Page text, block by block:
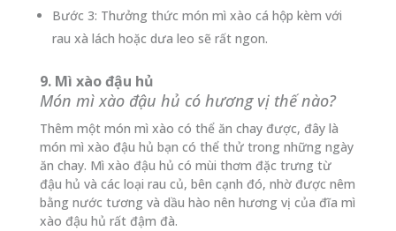
Bước 3: Thưởng thức món mì xào cá hộp kèm với
rau xà lách hoặc dưa leo sẽ rất ngon.
9. Mì xào đậu hủ
Món mì xào đậu hủ có hương vị thế nào?
Thêm một món mì xào có thể ăn chay được, đây là
món mì xào đậu hủ bạn có thể thử trong những ngày
ăn chay. Mì xào đậu hủ có mùi thơm đặc trưng từ
đậu hủ và các loại rau củ, bên cạnh đó, nhờ được nêm
bằng nước tương và dầu hào nên hương vị của đĩa mì
xào đậu hủ rất đậm đà.